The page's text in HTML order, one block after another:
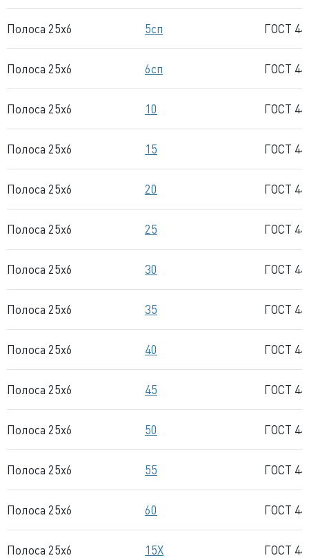
Полоса 25x6 5сп ГОСТ
Полоса 25x6 6сп ГОСТ
Полоса 25x6 10 ГОСТ
Полоса 25x6 15 ГОСТ
Полоса 25x6 20 ГОСТ
Полоса 25x6 25 ГОСТ
Полоса 25x6 30 ГОСТ
Полоса 25x6 35 ГОСТ
Полоса 25x6 40 ГОСТ
Полоса 25x6 45 ГОСТ
Полоса 25x6 50 ГОСТ
Полоса 25x6 55 ГОСТ
Полоса 25x6 60 ГОСТ
Полоса 25x6 15Х ГОСТ